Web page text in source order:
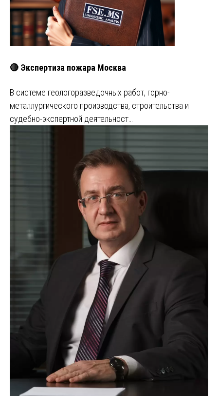
🔴 Экспертиза пожара Москва
В системе геологоразведочных работ, горно-
металлургического производства, строительства и
судебно-экспертной деятельност…